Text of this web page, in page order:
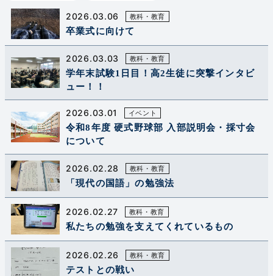
2026.03.06 教科・教育
卒業式に向けて
2026.03.03 教科・教育
学年末試験1日目！高2生徒に突撃インタビ
ュー！！
2026.03.01 イベント
令和8年度 硬式野球部 入部説明会・採寸会
について
2026.02.28 教科・教育
「現代の国語」の勉強法
2026.02.27 教科・教育
私たちの勉強を支えてくれているもの
2026.02.26 教科・教育
テストとの戦い